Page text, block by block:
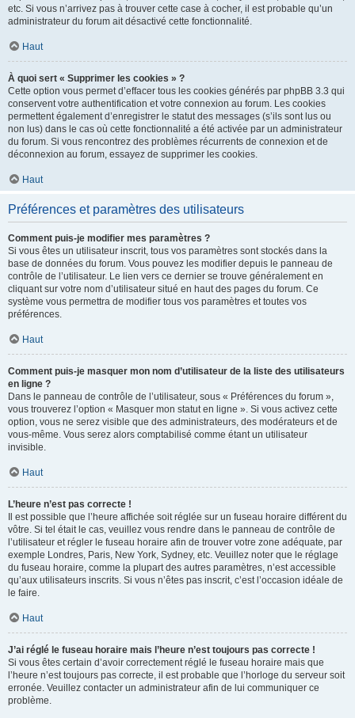
etc. Si vous n’arrivez pas à trouver cette case à cocher, il est probable qu’un
administrateur du forum ait désactivé cette fonctionnalité.
Haut
À quoi sert « Supprimer les cookies » ?
Cette option vous permet d’effacer tous les cookies générés par phpBB 3.3 qui
conservent votre authentification et votre connexion au forum. Les cookies
permettent également d’enregistrer le statut des messages (s’ils sont lus ou
non lus) dans le cas où cette fonctionnalité a été activée par un administrateur
du forum. Si vous rencontrez des problèmes récurrents de connexion et de
déconnexion au forum, essayez de supprimer les cookies.
Haut
Préférences et paramètres des utilisateurs
Comment puis-je modifier mes paramètres ?
Si vous êtes un utilisateur inscrit, tous vos paramètres sont stockés dans la
base de données du forum. Vous pouvez les modifier depuis le panneau de
contrôle de l’utilisateur. Le lien vers ce dernier se trouve généralement en
cliquant sur votre nom d’utilisateur situé en haut des pages du forum. Ce
système vous permettra de modifier tous vos paramètres et toutes vos
préférences.
Haut
Comment puis-je masquer mon nom d’utilisateur de la liste des utilisateurs
en ligne ?
Dans le panneau de contrôle de l’utilisateur, sous « Préférences du forum »,
vous trouverez l’option « Masquer mon statut en ligne ». Si vous activez cette
option, vous ne serez visible que des administrateurs, des modérateurs et de
vous-même. Vous serez alors comptabilisé comme étant un utilisateur
invisible.
Haut
L’heure n’est pas correcte !
Il est possible que l’heure affichée soit réglée sur un fuseau horaire différent du
vôtre. Si tel était le cas, veuillez vous rendre dans le panneau de contrôle de
l’utilisateur et régler le fuseau horaire afin de trouver votre zone adéquate, par
exemple Londres, Paris, New York, Sydney, etc. Veuillez noter que le réglage
du fuseau horaire, comme la plupart des autres paramètres, n’est accessible
qu’aux utilisateurs inscrits. Si vous n’êtes pas inscrit, c’est l’occasion idéale de
le faire.
Haut
J’ai réglé le fuseau horaire mais l’heure n’est toujours pas correcte !
Si vous êtes certain d’avoir correctement réglé le fuseau horaire mais que
l’heure n’est toujours pas correcte, il est probable que l’horloge du serveur soit
erronée. Veuillez contacter un administrateur afin de lui communiquer ce
problème.